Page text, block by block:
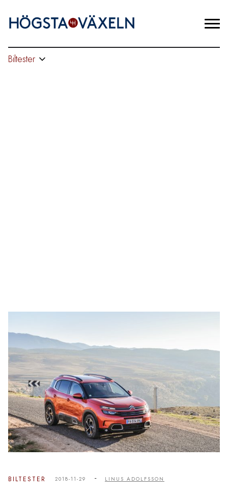
Biltester
BILTESTER 2018-11-29 - LINUS ADOLFSSON